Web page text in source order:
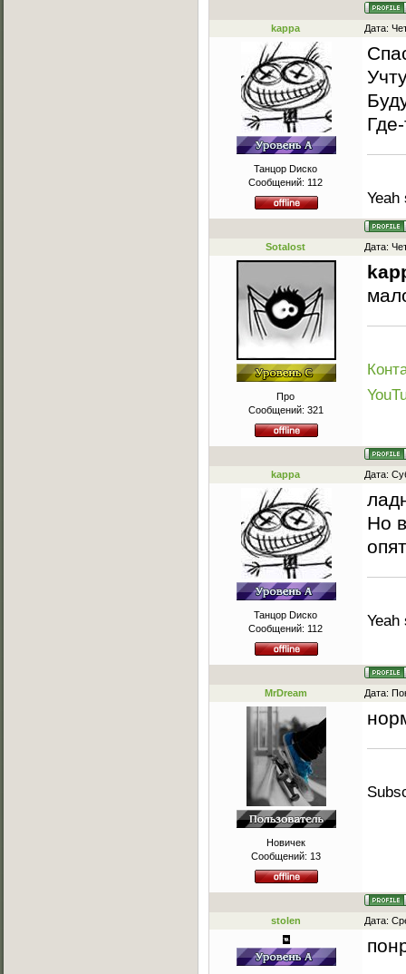
kappa Дата:
Танцор Dиско
Сообщений: 112
Yeah
Sotalost Дата:
Про
Сообщений: 321
kappa Дата:
Танцор Dиско
Сообщений: 112
Но
Yeah
MrDream Дата:
Новичек
Сообщений: 13
stolen Дата: